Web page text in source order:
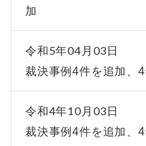
加
令和5年04月03日
裁決事例4件を追加、
令和4年10月03日
裁決事例4件を追加、